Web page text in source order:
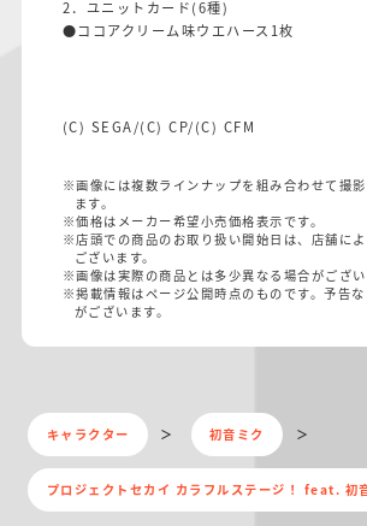
2．ユニットカード(6種)
●ココアクリーム味ウエハース1枚
(C) SEGA/(C) CP/(C) CFM
※画像には複数ラインナップを組み合わせて撮
ます。
※価格はメーカー希望小売価格表示です。
※店頭での商品のお取り扱い開始日は、店舗に
ございます。
※画像は実際の商品とは多少異なる場合がござい
※掲載情報はページ公開時点のものです。予告
がございます。
キャラクター 初音ミク
プロジェクトセカイ カラフルステージ！ feat. 初